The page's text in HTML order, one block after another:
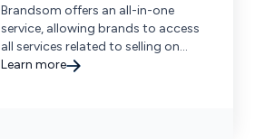
Brandsom offers an all-in-one
service, allowing brands to access
all services related to selling on
marketplaces.
Learn more